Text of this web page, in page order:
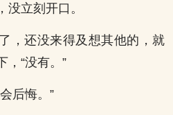
没立刻开口。
，还没来得及想其他的，就
，“没有。”
后悔。”